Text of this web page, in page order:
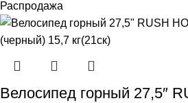
Распродажа
Велосипед горный 27,5″